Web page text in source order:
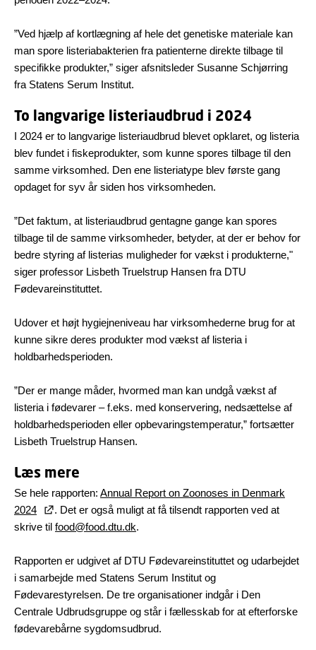
”Ved hjælp af kortlægning af hele det genetiske materiale kan
man spore listeriabakterien fra patienterne direkte tilbage til
specifikke produkter,” siger afsnitsleder Susanne Schjørring
fra Statens Serum Institut.
To langvarige listeriaudbrud i 2024
I 2024 er to langvarige listeriaudbrud blevet opklaret, og listeria
blev fundet i fiskeprodukter, som kunne spores tilbage til den
samme virksomhed. Den ene listeriatype blev første gang
opdaget for syv år siden hos virksomheden.
”Det faktum, at listeriaudbrud gentagne gange kan spores
tilbage til de samme virksomheder, betyder, at der er behov for
bedre styring af listerias muligheder for vækst i produkterne,"
siger professor Lisbeth Truelstrup Hansen fra DTU
Fødevareinstituttet.
Udover et højt hygiejneniveau har virksomhederne brug for at
kunne sikre deres produkter mod vækst af listeria i
holdbarhedsperioden.
”Der er mange måder, hvormed man kan undgå vækst af
listeria i fødevarer – f.eks. med konservering, nedsættelse af
holdbarhedsperioden eller opbevaringstemperatur,” fortsætter
Lisbeth Truelstrup Hansen.
Læs mere
Se hele rapporten: Annual Report on Zoonoses in Denmark
2024
. Det er også muligt at få tilsendt rapporten ved at
skrive til food@food.dtu.dk.
Rapporten er udgivet af DTU Fødevareinstituttet og udarbejdet
i samarbejde med Statens Serum Institut og
Fødevarestyrelsen. De tre organisationer indgår i Den
Centrale Udbrudsgruppe og står i fællesskab for at efterforske
fødevarebårne sygdomsudbrud.